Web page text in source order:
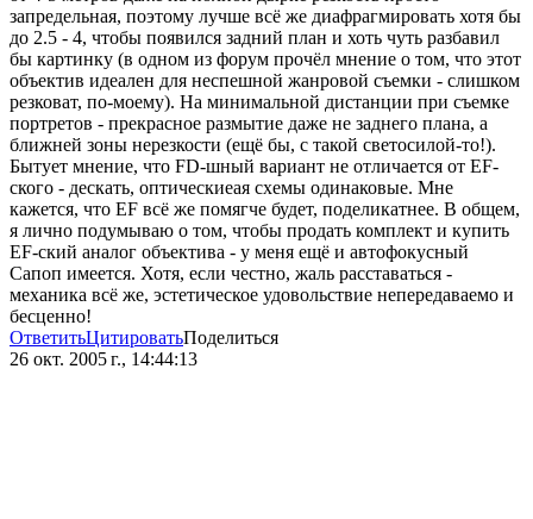
запредельная, поэтому лучше всё же диафрагмировать хотя бы
до 2.5 - 4, чтобы появился задний план и хоть чуть разбавил
бы картинку (в одном из форум прочёл мнение о том, что этот
объектив идеален для неспешной жанровой съемки - слишком
резковат, по-моему). На минимальной дистанции при съемке
портретов - прекрасное размытие даже не заднего плана, а
ближней зоны нерезкости (ещё бы, с такой светосилой-то!).
Бытует мнение, что FD-шный вариант не отличается от EF-
ского - дескать, оптическиеая схемы одинаковые. Мне
кажется, что EF всё же помягче будет, поделикатнее. В общем,
я лично подумываю о том, чтобы продать комплект и купить
EF-ский аналог объектива - у меня ещё и автофокусный
Сапоп имеется. Хотя, если честно, жаль расставаться -
механика всё же, эстетическое удовольствие непередаваемо и
бесценно!
ОтветитьЦитироватьПоделиться
26 окт. 2005 г., 14:44:13